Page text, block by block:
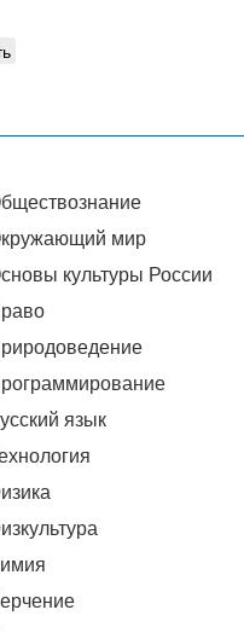
мир
культуры России
язык